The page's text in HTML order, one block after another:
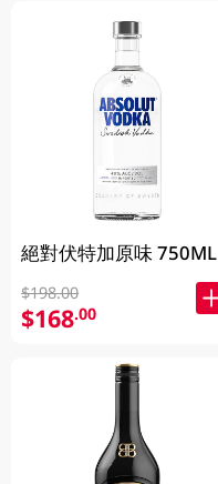
絕對伏特加原味 750ML
$198.00
$168.00